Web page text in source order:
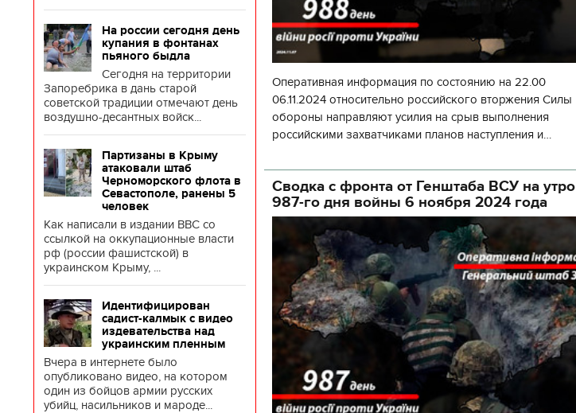
На россии сегодня день
купания в фонтанах
пьяного быдла
Сегодня на территории
Запоребрика в дань старой
советской традиции отмечают день
воздушно-десантных войск...
Партизаны в Крыму
атаковали штаб
Черноморского флота в
Севастополе, ранены 5
человек
Как написали в издании BBC со
ссылкой на оккупационные власти
рф (россии фашистской) в
украинском Крыму, ...
Идентифицирован
садист-калмык с видео
издевательства над
украинским пленным
Вчера в интернете было
опубликовано видео, на котором
один из бойцов армии русских
убийц, насильников и мароде...
Оперативная информация по состоянию на 22.00
06.11.2024 относительно российского вторжения Силы
обороны направляют усилия на срыв выполнения
российскими захватчиками планов наступления и
произошло 14
Сводка с фронта от Генштаба ВСУ на утро
987-го дня войны 6 ноября 2024 года